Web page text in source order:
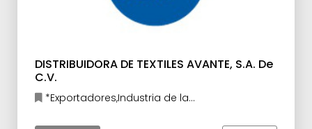
DISTRIBUIDORA DE TEXTILES AVANTE, S.A. De
C.V.
*Exportadores,Industria de la